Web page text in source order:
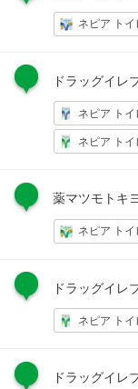
ネピア ト
ドラッグイレ
ネピア ト
ネピア ト
薬マツモトキ
ネピア ト
ドラッグイレ
ネピア ト
ドラッグイレ